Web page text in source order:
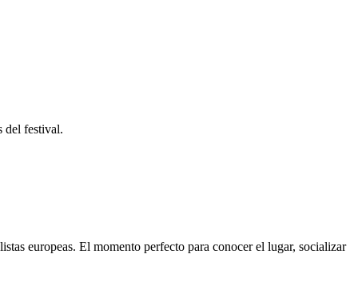
del festival.
europeas. El momento perfecto para conocer el lugar, socializar